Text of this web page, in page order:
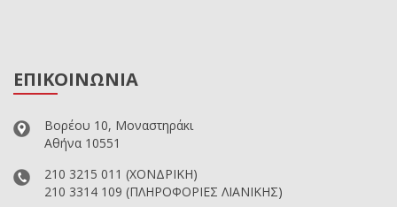
ΕΠΙΚΟΙΝΩΝΙΑ
Βορέου 10, Μοναστηράκι
Αθήνα 10551
210 3215 011 (ΧΟΝΔΡΙΚΗ)
210 3314 109 (ΠΛΗΡΟΦΟΡΙΕΣ ΛΙΑΝΙΚΗΣ)